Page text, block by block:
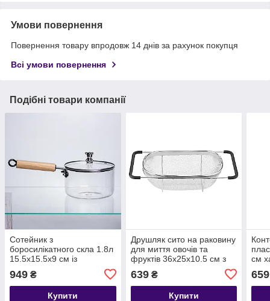
Умови повернення
Повернення товару впродовж 14 днів за рахунок покупця
Всі умови повернення
Подібні товари компанії
Сотейник з
боросилікатного скла 1.8л
15.5х15.5х9 см із
каструля для соусів страв
HP-34-121
949 ₴
Купити
Друшляк сито на раковину
для миття овочів та
фруктів 36х25х10.5 см з
нержавіючої сталі HP-19-
18-L
639₴
Купити
см
659